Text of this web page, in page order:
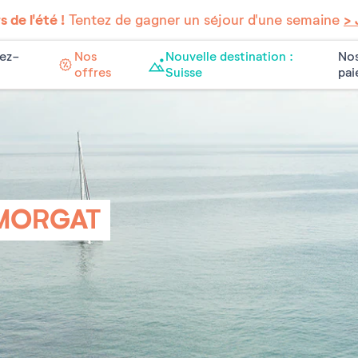
de l'été !Tentez de gagner un séjour d'une semaine >
Nos
offres
Nouvelle destination :
Suisse